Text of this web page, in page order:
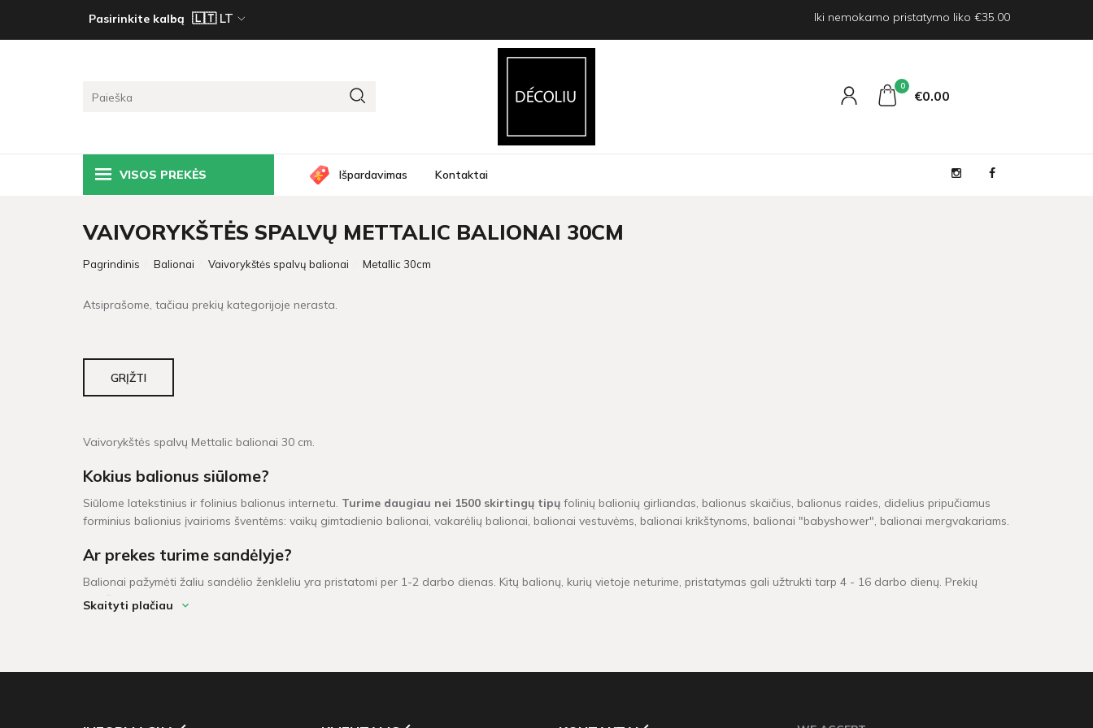
Pasirinkite kalbą Iki nemokamo pristatymo liko €35.00
0
€0 00
VISOS PREKĖS Išpardavimas Kontaktai
VAIVORYKŠTĖS SPALVŲ METTALIC BALIONAI 30CM
Pagrindinis Balionai Vaivorykštės spalvų balionai Metallic 30cm
Atsiprašome, tačiau prekių kategorijoje nerasta.
GRĮŽTI
Vaivorykštės spalvų Mettalic balionai 30 cm.
Kokius balionus siūlome?
Siūlome latekstinius ir folinius balionus internetu. Turime daugiau nei 1500 skirtingų tipų folinių balionių girliandas, balionus skaičius, balionus raides, didelius pripučiamus
forminius balionius įvairioms šventėms: vaikų gimtadienio balionai, vakarėlių balionai, balionai vestuvėms, balionai krikštynoms, balionai "babyshower", balionai mergvakariams.
Ar prekes turime sandėlyje?
Balionai pažymėti žaliu sandėlio ženkleliu yra pristatomi per 1-2 darbo dienas. Kitų balionų, kurių vietoje neturime, pristatymas gali užtrukti tarp 4 - 16 darbo dienų. Prekių
krepšeliui, kuris didesnis neu 60 Eur, taikomas nemokamas pristatymas!
Skaityti plačiau